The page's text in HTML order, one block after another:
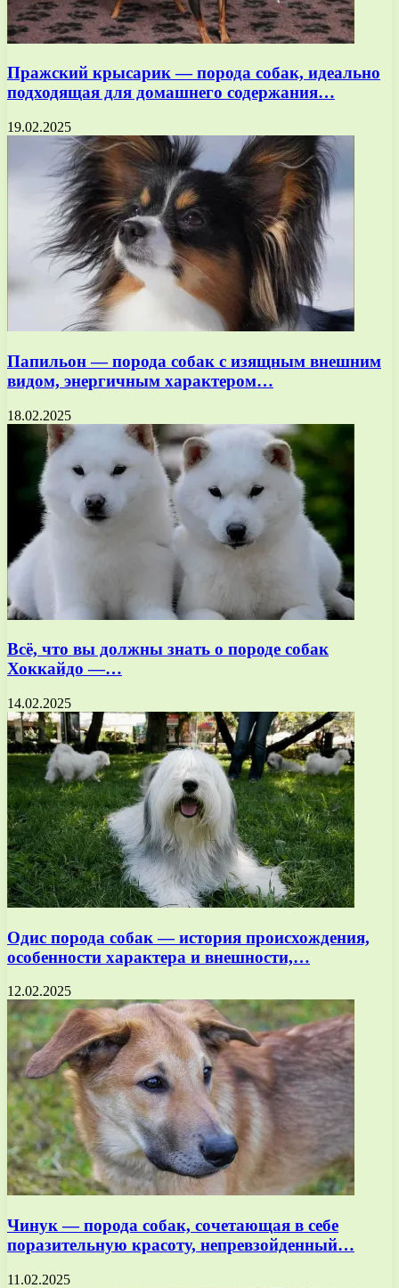
Пражский крысарик — порода собак, идеально
подходящая для домашнего содержания…
19.02.2025
Папильон — порода собак с изящным внешним
видом, энергичным характером…
18.02.2025
Всё, что вы должны знать о породе собак
Хоккайдо —…
14.02.2025
Одис порода собак — история происхождения,
особенности характера и внешности,…
12.02.2025
Чинук — порода собак, сочетающая в себе
поразительную красоту, непревзойденный…
11.02.2025